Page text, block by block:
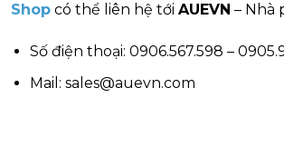
Shop có thể liên hệ tới AUEVN – Nhà
Số điện thoại: 0906.567.598 –
Mail: sales@auevn.com